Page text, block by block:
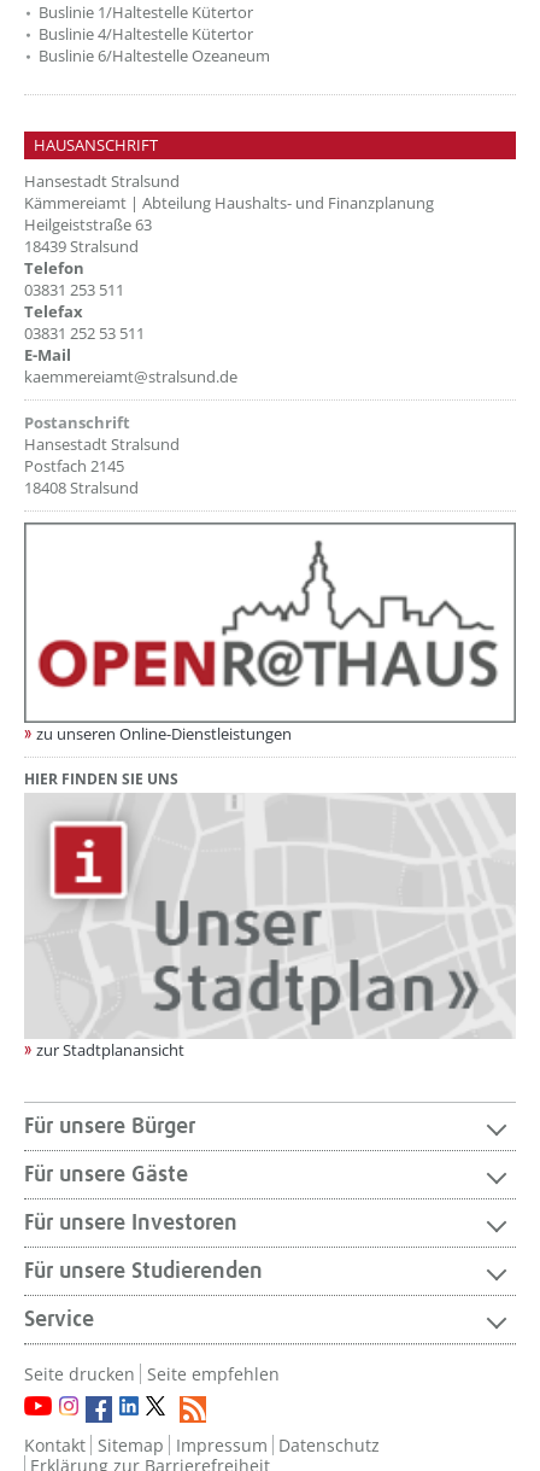
Buslinie 1/Haltestelle Kütertor
Buslinie 4/Haltestelle Kütertor
Buslinie 6/Haltestelle Ozeaneum
HAUSANSCHRIFT
Hansestadt Stralsund
Kämmereiamt | Abteilung Haushalts- und Finanzplanung
Heilgeiststraße 63
18439 Stralsund
Telefon
03831 253 511
Telefax
03831 252 53 511
E-Mail
kaemmereiamt@stralsund.de
Postanschrift
Hansestadt Stralsund
Postfach 2145
18408 Stralsund
zu unseren Online-Dienstleistungen
HIER FINDEN SIE UNS
zur Stadtplanansicht
Für unsere Bürger
Für unsere Gäste
Für unsere Investoren
Für unsere Studierenden
Service
Seite drucken Seite empfehlen
Kontakt Sitemap Impressum Datenschutz
Erklärung zur Barrierefreiheit